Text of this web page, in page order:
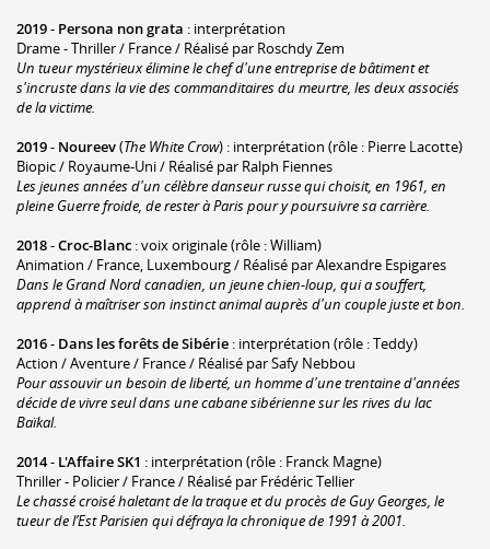
2019- Persona non grata : interprétation
Drame - Thriller / France / Réalisé par Roschdy Zem
Un tueur mystérieux élimine le chef d'une entreprise de bâtiment et
s'incruste dans la vie des commanditaires du meurtre, les deux associés
de la victime.
2019- Noureev(The White Crow) : interprétation (rôle : Pierre Lacotte)
Biopic / Royaume-Uni / Réalisé par Ralph Fiennes
Les jeunes années d'un célèbre danseur russe qui choisit, en 1961, en
pleine Guerre froide, de rester à Paris pour y poursuivre sa carrière.
2018-Croc-Blanc : voix originale (rôle : William)
Animation / France, Luxembourg / Réalisé par Alexandre Espigares
Dans le Grand Nord canadien, un jeune chien-loup, qui a souffert,
apprend à maîtriser son instinct animal auprès d'un couple juste et bon.
2016- Dans les forêts de Sibérie : interprétation (rôle : Teddy)
Action / Aventure / France / Réalisé par Safy Nebbou
Pour assouvir un besoin de liberté, un homme d'une trentaine d'années
décide de vivre seul dans une cabane sibérienne sur les rives du lac
Baïkal.
2014- L'Affaire SK1 : interprétation (rôle : Franck Magne)
Thriller - Policier / France / Réalisé par Frédéric Tellier
Le chassé croisé haletant de la traque et du procès de Guy Georges, le
tueur de l’Est Parisien qui défraya la chronique de 1991 à 2001.